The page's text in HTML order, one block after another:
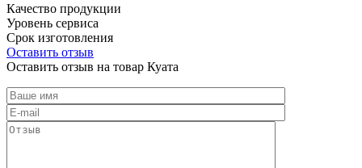
Качество продукции
Уровень сервиса
Срок изготовления
Оставить отзыв
Оставить отзыв на товар Куата